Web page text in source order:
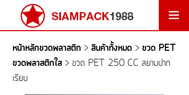
หน้าหลักขวดพลาสติก > สินค้าทั้งหมด > ขวด PET
ขวดพลาสติกใส > ขวด PET 250 CC สยามปาก
เรียบ